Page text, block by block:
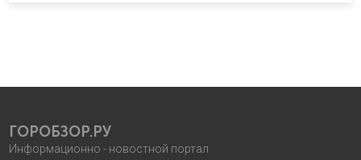
ГОРОБЗОР.РУ
Информационно - новостной портал